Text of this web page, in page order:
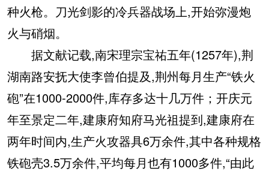
种火枪。刀光剑影的冷兵器战场上,开始弥漫炮
火与硝烟。
据文献记载,南宋理宗宝祐五年(1257年),荆
湖南路安抚大使李曾伯提及,荆州每月生产“铁火
砲”在1000-2000件,库存多达十几万件；开庆元
年至景定二年,建康府知府马光祖提到,建康府在
两年时间内,生产火攻器具6万余件,其中各种规格
铁砲壳3.5万余件,平均每月也有1000多件,“由此